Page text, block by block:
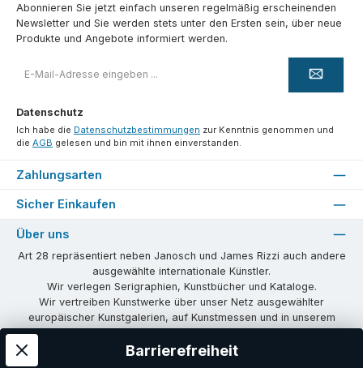
Abonnieren Sie jetzt einfach unseren regelmäßig erscheinenden
Newsletter und Sie werden stets unter den Ersten sein, über neue
Produkte und Angebote informiert werden.
Mail-
Datenschutz
Ich habe die Datenschutzbestimmungen zur Kenntnis genommen und
die AGB gelesen und bin mit ihnen einverstanden.
Zahlungsarten
Sicher Einkaufen
Über uns
Art 28 repräsentiert neben Janosch und James Rizzi auch andere
ausgewählte internationale Künstler.
Wir verlegen Serigraphien, Kunstbücher und Kataloge.
Wir vertreiben Kunstwerke über unser Netz ausgewählter
europäischer Kunstgalerien, auf Kunstmessen und in unserem
Wir vermitteln Lizenzen und organisieren Ausstellungen und
Barrierefreiheit